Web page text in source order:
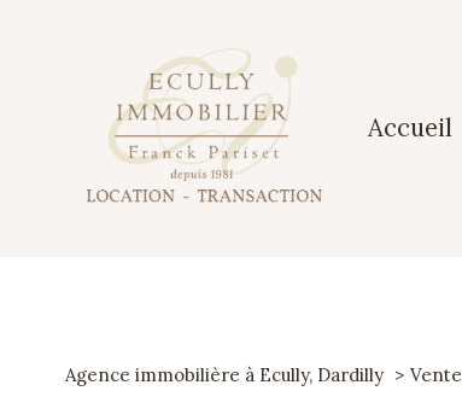
accueil
Agence immobilière à Ecully, Dardilly Vente